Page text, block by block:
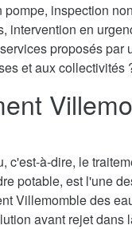
inspection
intervention en
proposés
et aux collectivités
c'est-à-dire, le
potable, est l'une
Villemomble des
avant rejet dans